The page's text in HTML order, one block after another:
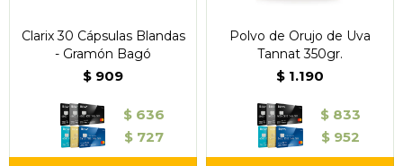
Clarix 30 Cápsulas Blandas
- Gramón Bagó
$ 909
$ 636
$ 727
Polvo de Orujo de Uva
Tannat 350gr.
$ 1.190
$ 833
$ 952